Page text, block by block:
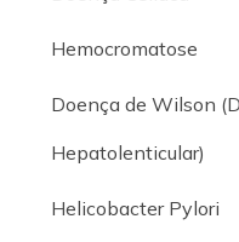
Hemocromatose
Doença de Wilson
Hepatolenticular)
Helicobacter Pylori